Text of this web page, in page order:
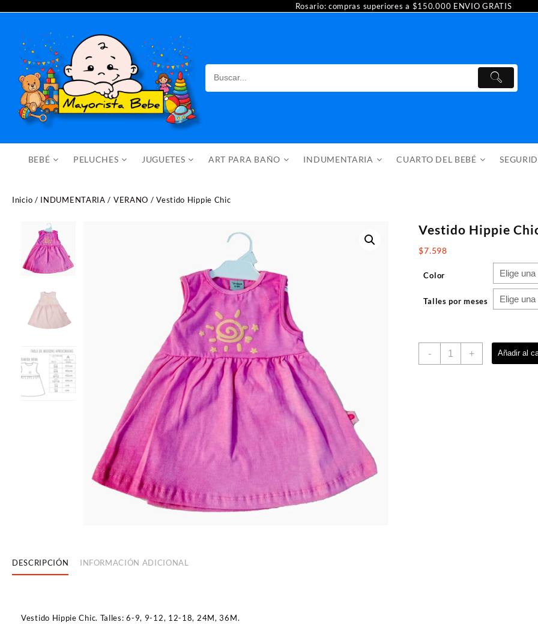
Rosario: compras superiores a $150.000 ENVIO GRATIS
BEBÉ PELUCHES JUGUETES ART PARA BAÑO INDUMENTARIA CUARTO DEL BEBÉ
Inicio / INDUMENTARIA / VERANO / Vestido Hippie Chic
Vestido Hippie
$7.598
Color
Talles por meses
-
Vestido
+ Añadir al
DESCRIPCIÓN INFORMACIÓN ADICIONAL
Vestido Hippie Chic. Talles: 6-9, 9-12, 12-18, 24M, 36M.